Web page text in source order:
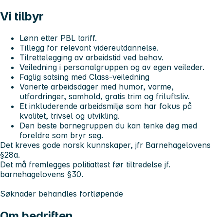
Vi tilbyr
Lønn etter PBL tariff.
Tillegg for relevant videreutdannelse.
Tilrettelegging av arbeidstid ved behov.
Veiledning i personalgruppen og av egen veileder.
Faglig satsing med Class-veiledning
Varierte arbeidsdager med humor, varme,
utfordringer, samhold, gratis trim og friluftsliv.
Et inkluderende arbeidsmiljø som har fokus på
kvalitet, trivsel og utvikling.
Den beste barnegruppen du kan tenke deg med
foreldre som bryr seg.
Det kreves gode norsk kunnskaper, jfr Barnehagelovens
§28a.
Det må fremlegges politiattest før tiltredelse jf.
barnehagelovens §30.
Søknader behandles fortløpende